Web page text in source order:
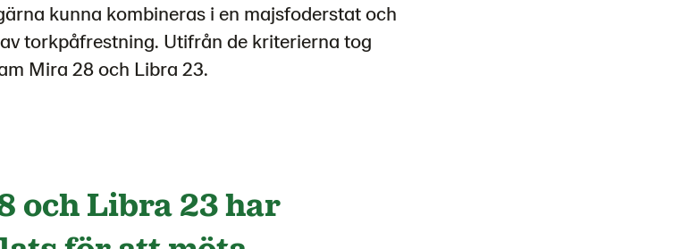
kunna kombineras i en majsfoderstat och
torkpåfrestning. Utifrån de kriterierna tog
Mira 28 och Libra 23.
och Libra 23 har